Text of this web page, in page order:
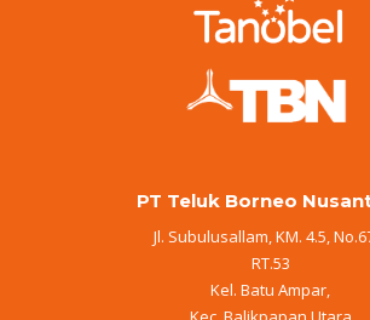
PT Teluk Borneo
Jl. Subulusallam, KM. 4.5,
RT.53
Kel. Batu Ampar,